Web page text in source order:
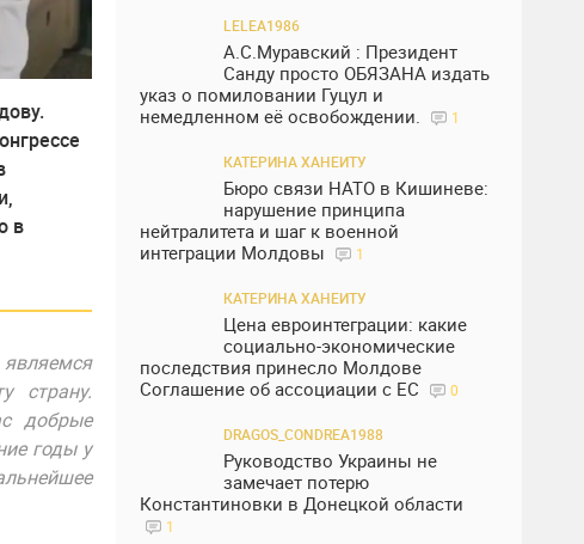
в
страну.
добрые
годы у
LELEA1986
А.С.Муравский : Президент
Санду просто ОБЯЗАНА издать
указ о помиловании Гуцул и
немедленном её освобождении.
1
КАТЕРИНА ХАНЕИТУ
Бюро связи НАТО в Кишиневе:
нарушение принципа
нейтралитета и шаг к военной
интеграции Молдовы
1
КАТЕРИНА ХАНЕИТУ
Цена евроинтеграции: какие
социально-экономические
последствия принесло Молдове
Соглашение об ассоциации с ЕС
0
DRAGOS_CONDREA1988
Руководство Украины не
замечает потерю
Константиновки в Донецкой области
1